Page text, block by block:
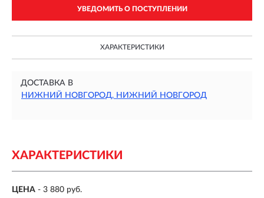
УВЕДОМИТЬ О ПОСТУПЛЕНИИ
ХАРАКТЕРИСТИКИ
ДОСТАВКА В
НИЖНИЙ НОВГОРОД, НИЖНИЙ НОВГОРОД
ХАРАКТЕРИСТИКИ
ЦЕНА - 3 880 руб.